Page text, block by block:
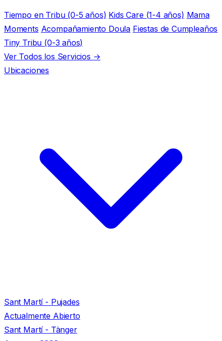
Tiempo en Tribu (0-5 años) Kids Care (1-4 años) Mama
Moments Acompañamiento Doula Fiestas de Cumpleaños
Tiny Tribu (0-3 años)
Ver Todos los Servicios →
Ubicaciones
Sant Martí - Pujades
Actualmente Abierto
Sant Martí - Tànger